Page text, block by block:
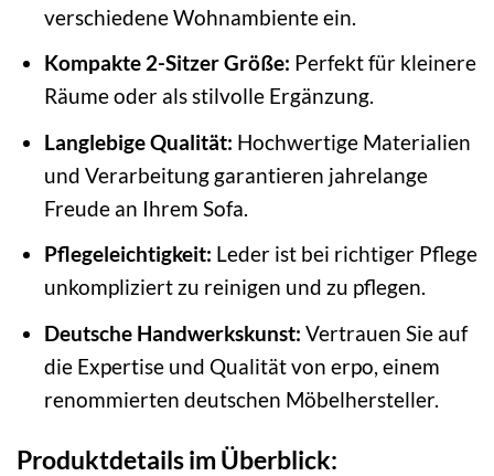
verschiedene Wohnambiente ein.
Kompakte 2-Sitzer Größe: Perfekt für kleinere
Räume oder als stilvolle Ergänzung.
Langlebige Qualität: Hochwertige Materialien
und Verarbeitung garantieren jahrelange
Freude an Ihrem Sofa.
Pflegeleichtigkeit: Leder ist bei richtiger Pflege
unkompliziert zu reinigen und zu pflegen.
Deutsche Handwerkskunst: Vertrauen Sie auf
die Expertise und Qualität von erpo, einem
renommierten deutschen Möbelhersteller.
Produktdetails im Überblick: